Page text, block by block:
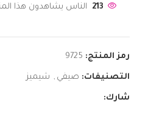
213 الناس يشاهدون هذا
رمز المنتج: 9725
التصنيفات: صيفي , شيميز
شارك: